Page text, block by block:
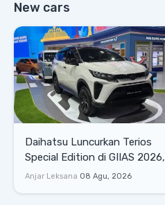
New cars
Daihatsu Luncurkan Terios
Special Edition di GIIAS 2026,
Stok Terbatas
Anjar Leksana 08 Agu, 2026